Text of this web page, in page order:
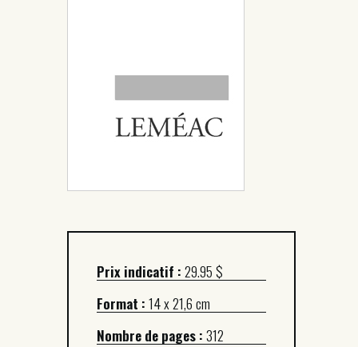
À PROPOS
Prix indicatif :29.95 $
Format :14 x 21,6 cm
Nombre de pages :312